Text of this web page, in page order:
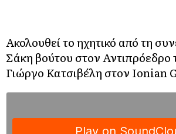
Ακολουθεί το ηχητικό από τη
Σάκη βούτου στον
Γιώργο Κατσιβέλη στον Ionian